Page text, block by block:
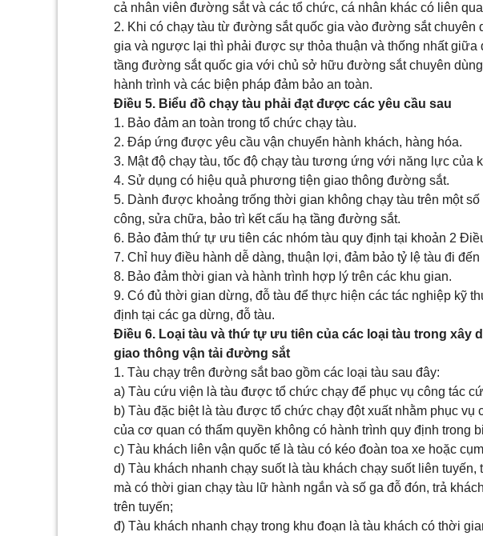
cả nhân viên đường sắt và các tổ chức, cá nhân khác có liên
2. Khi có chạy tàu từ đường sắt quốc gia vào đường sắt
gia và ngược lại thì phải được sự thỏa thuận và thống nhất giữa
tầng đường sắt quốc gia với chủ sở hữu đường sắt chuyên
hành trình và các biện pháp đảm bảo an toàn.
Điều 5. Biểu đồ chạy tàu phải đạt được các yêu cầu sau
1. Bảo đảm an toàn trong tổ chức chạy tàu.
2. Đáp ứng được yêu cầu vận chuyển hành khách, hàng hóa.
3. Mật độ chạy tàu, tốc độ chạy tàu tương ứng với năng lực của
4. Sử dụng có hiệu quả phương tiện giao thông đường sắt.
5. Dành được khoảng trống thời gian không chạy tàu trên một
công, sửa chữa, bảo trì kết cấu hạ tầng đường sắt.
6. Bảo đảm thứ tự ưu tiên các nhóm tàu quy định tại khoản 2
7. Chỉ huy điều hành dễ dàng, thuận lợi, đảm bảo tỷ lệ tàu đi
8. Bảo đảm thời gian và hành trình hợp lý trên các khu gian.
9. Có đủ thời gian dừng, đỗ tàu để thực hiện các tác nghiệp kỹ
định tại các ga dừng, đỗ tàu.
Điều 6. Loại tàu và thứ tự ưu tiên của các loại tàu trong xây
giao thông vận tải đường sắt
1. Tàu chạy trên đường sắt bao gồm các loại tàu sau đây:
a) Tàu cứu viện là tàu được tổ chức chạy để phục vụ công tác
b) Tàu đặc biệt là tàu được tổ chức chạy đột xuất nhằm phục vụ
của cơ quan có thẩm quyền không có hành trình quy định trong
c) Tàu khách liên vận quốc tế là tàu có kéo đoàn toa xe hoặc
d) Tàu khách nhanh chạy suốt là tàu khách chạy suốt liên tuyến,
mà có thời gian chạy tàu lữ hành ngắn và số ga đỗ đón, trả
trên tuyến;
đ) Tàu khách nhanh chạy trong khu đoạn là tàu khách có thời